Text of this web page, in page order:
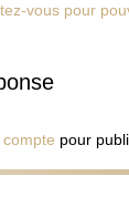
vous pour
pour